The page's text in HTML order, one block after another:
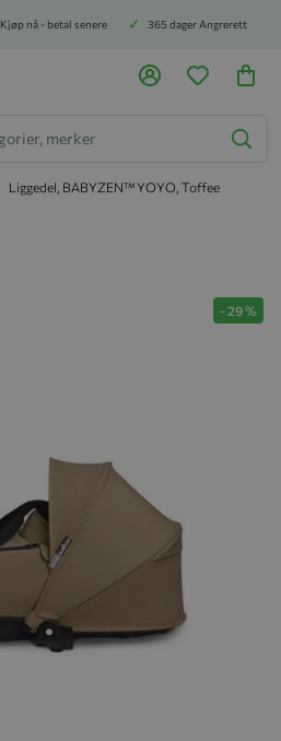
Kjøp nå - betal senere 365 dager Angrerett
Liggedel, BABYZEN™ YOYO, Toffee
-29%